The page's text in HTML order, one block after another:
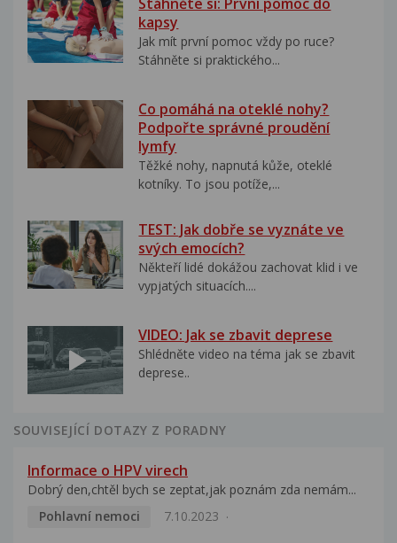
kapsy
Jak mít první pomoc vždy po ruce?
Stáhněte si praktického...
Co pomáhá na oteklé nohy?
Podpořte správné proudění
lymfy
Těžké nohy, napnutá kůže, oteklé
kotníky. To jsou potíže,...
TEST: Jak dobře se vyznáte ve
svých emocích?
Někteří lidé dokážou zachovat klid i ve
vypjatých situacích....
VIDEO: Jak se zbavit deprese
Shlédněte video na téma jak se zbavit
deprese..
SOUVISEJÍCÍ DOTAZY Z PORADNY
Informace o HPV virech
Dobrý den,chtěl bych se zeptat,jak poznám zda nemám...
Pohlavní nemoci
7.10.2023